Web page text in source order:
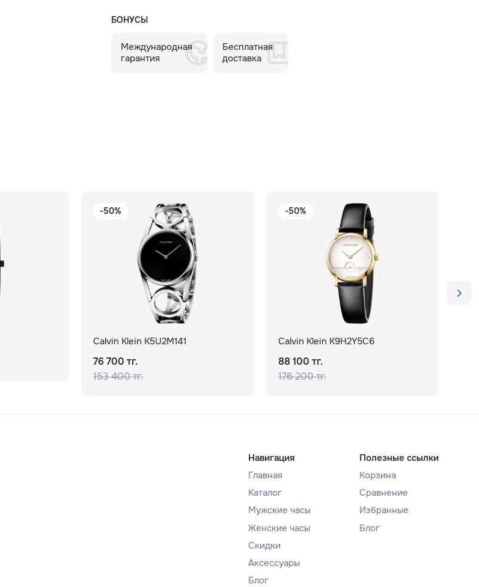
БОНУСЫ
Международная
гарантия
Бесплатная
доставка
-50%
Calvin Klein K5U2M141
76 700 тг.
153 400 тг.
-50%
Calvin Klein K9H2Y5C6
88 100 тг.
176 200 тг.
Навигация
Главная
Каталог
Мужские часы
Женские часы
Скидки
Аксессуары
Блог
Полезные ссылки
Корзина
Сравнение
Избранные
Блог